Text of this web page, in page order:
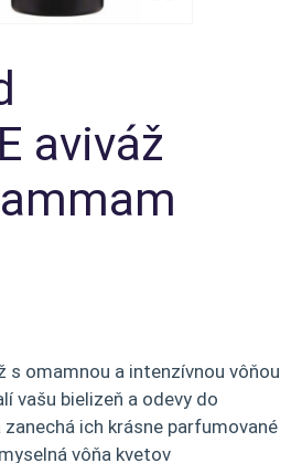
aviváž
s omamnou a intenzívnou vôňou
vašu bielizeň a odevy do
ich krásne parfumované
vôňa kvetov